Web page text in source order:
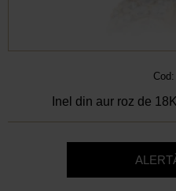
Inel din aur roz de